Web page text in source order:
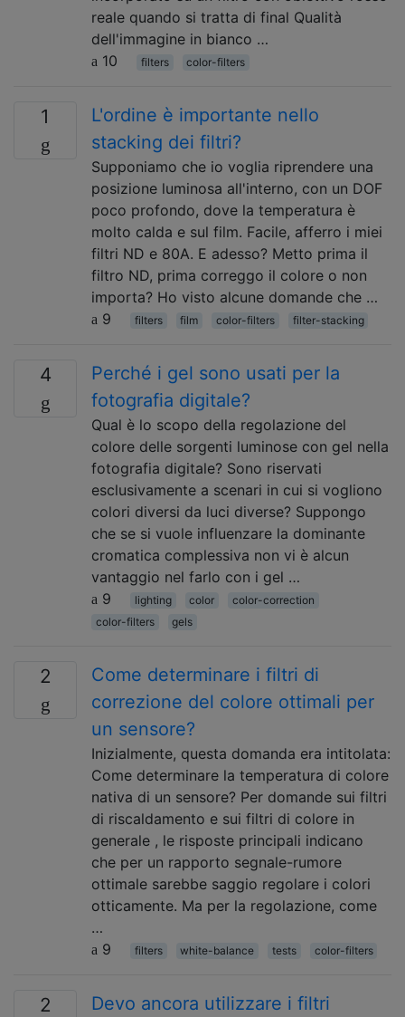
reale quando si tratta di final Qualità
dell'immagine in bianco …
10
filters color-filters
1
L'ordine è importante nello
stacking dei filtri?
Supponiamo che io voglia riprendere una
posizione luminosa all'interno, con un DOF
poco profondo, dove la temperatura è
molto calda e sul film. Facile, afferro i miei
filtri ND e 80A. E adesso? Metto prima il
filtro ND, prima correggo il colore o non
importa? Ho visto alcune domande che …
9
filters film color-filters filter-stacking
4
Perché i gel sono usati per la
fotografia digitale?
Qual è lo scopo della regolazione del
colore delle sorgenti luminose con gel nella
fotografia digitale? Sono riservati
esclusivamente a scenari in cui si vogliono
colori diversi da luci diverse? Suppongo
che se si vuole influenzare la dominante
cromatica complessiva non vi è alcun
vantaggio nel farlo con i gel …
9
lighting color
color-correction
color-filters
gels
2
Come determinare i filtri di
correzione del colore ottimali per
un sensore?
Inizialmente, questa domanda era intitolata:
Come determinare la temperatura di colore
nativa di un sensore? Per domande sui filtri
di riscaldamento e sui filtri di colore in
generale , le risposte principali indicano
che per un rapporto segnale-rumore
ottimale sarebbe saggio regolare i colori
otticamente. Ma per la regolazione, come
…
9
filters white-balance tests color-filters
2
Devo ancora utilizzare i filtri